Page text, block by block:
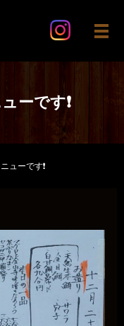
メ
ーです❗
ューです❗